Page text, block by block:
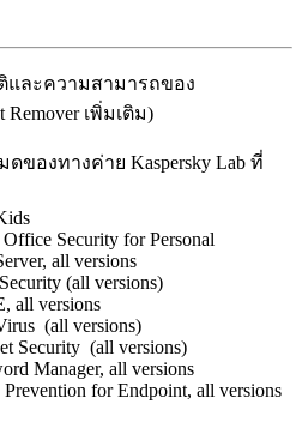
ติและความสามารถของ
Remover เพิ่มเติม)
ของทางค่าย Kaspersky Lab ที่
Security for Personal
all versions
(all versions)
all versions
(all versions)
Security (all versions)
Manager, all versions
for Endpoint, all versions